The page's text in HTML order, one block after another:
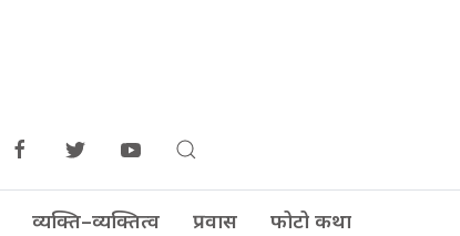
व्यक्ति–व्यक्तित्व प्रवास फोटो कथा